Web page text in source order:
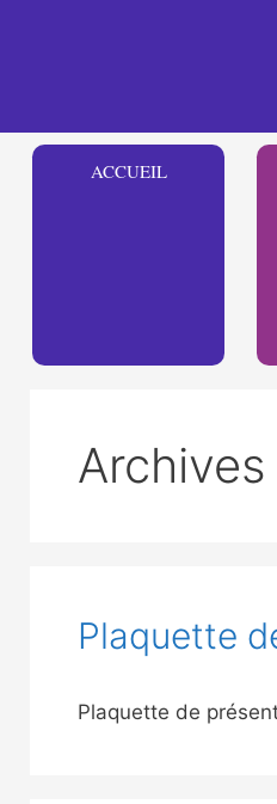
ACCUEIL
Archives
Plaquette
Plaquette de